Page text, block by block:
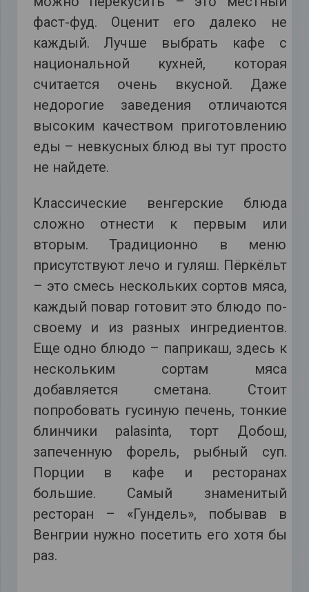
фаст-фуд. Оценит его далеко не
каждый. Лучше выбрать кафе с
национальной кухней, которая
считается очень вкусной. Даже
недорогие заведения отличаются
высоким качеством приготовлению
еды – невкусных блюд вы тут просто
не найдете.
Классические венгерские блюда
сложно отнести к первым или
вторым. Традиционно в меню
присутствуют лечо и гуляш. Пёркёльт
– это смесь нескольких сортов мяса,
каждый повар готовит это блюдо по-
своему и из разных ингредиентов.
Еще одно блюдо – паприкаш, здесь к
нескольким сортам мяса
добавляется сметана. Стоит
попробовать гусиную печень, тонкие
блинчики palasinta, торт Добош,
запеченную форель, рыбный суп.
Порции в кафе и ресторанах
большие. Самый знаменитый
ресторан – «Гундель», побывав в
Венгрии нужно посетить его хотя бы
раз.